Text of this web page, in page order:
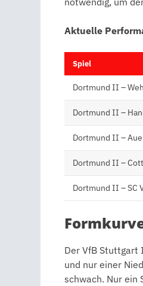
Aktuelle
Spiel
Dortmund II –
Dortmund II –
Dortmund II – Aue
Dortmund II –
Dortmund II – SC
Der VfB Stuttgart
und nur einer
schwach. Nur ein